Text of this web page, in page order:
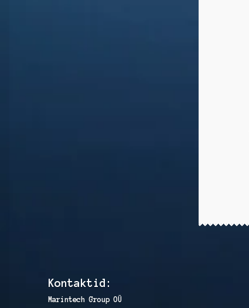
Kontaktid:
Marintech Group OÜ